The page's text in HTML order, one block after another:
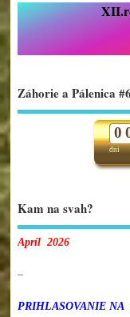
Záhorie a Pálenica #6
dni
0
Kam na svah?
Apríl 2026
–
PRIHLASOVANIE NA